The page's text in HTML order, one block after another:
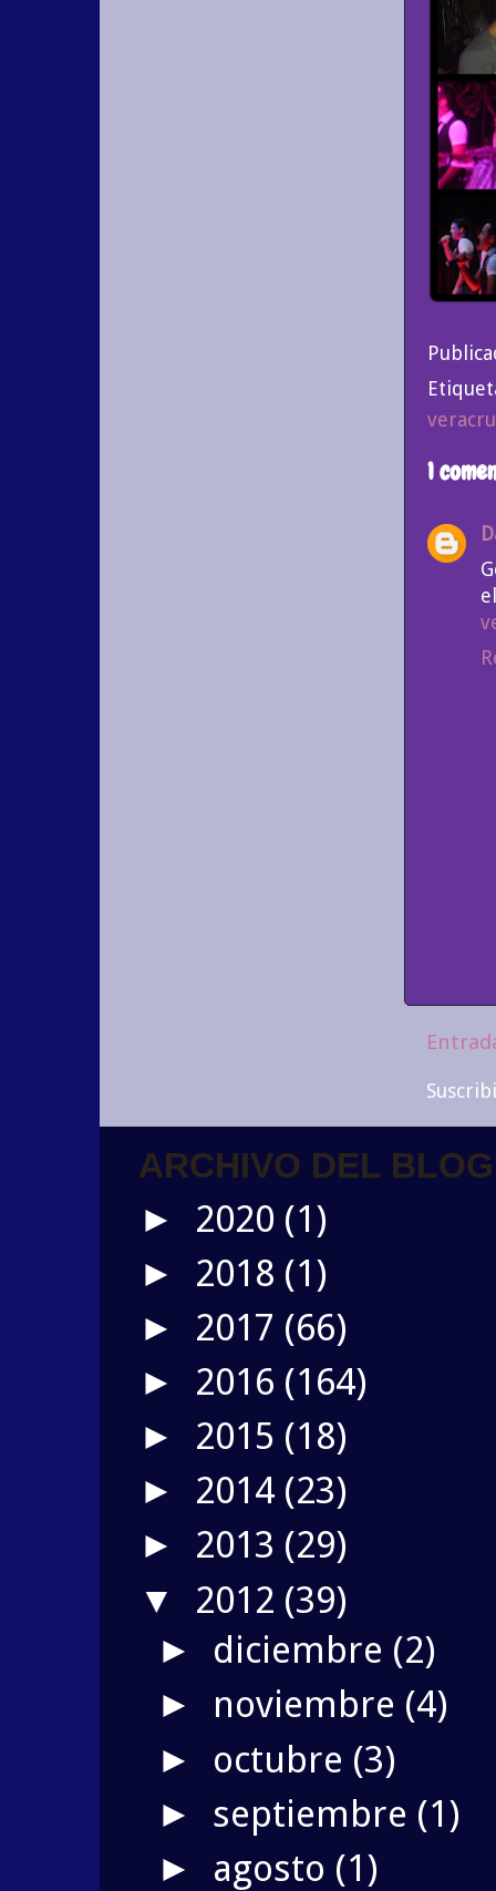
1
ARCHIVO DEL BLOG
► 2020 (1)
► 2018 (1)
► 2017 (66)
► 2016 (164)
► 2015 (18)
► 2014 (23)
► 2013 (29)
▼ 2012 (39)
► diciembre (2)
► noviembre (4)
► octubre (3)
► septiembre (1)
► agosto (1)